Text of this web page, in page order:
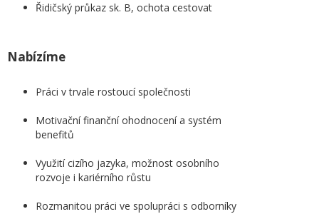
Řidičský průkaz sk. B, ochota cestovat
Nabízíme
Práci v trvale rostoucí společnosti
Motivační finanční ohodnocení a systém
benefitů
Využití cizího jazyka, možnost osobního
rozvoje i kariérního růstu
Rozmanitou práci ve spolupráci s odborníky